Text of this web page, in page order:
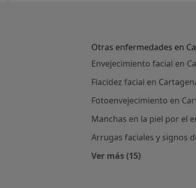
Otras enfermedades en
Envejecimiento facial en
Flacidez facial en
Fotoenvejecimiento en
Manchas en la piel por el
Arrugas faciales y signos
Ver más (15)